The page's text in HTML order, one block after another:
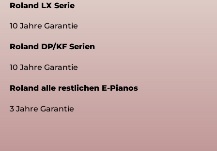
Roland LX Serie
10 Jahre Garantie
Roland DP/KF Serien
10 Jahre Garantie
Roland alle restlichen E-Pianos
3 Jahre Garantie